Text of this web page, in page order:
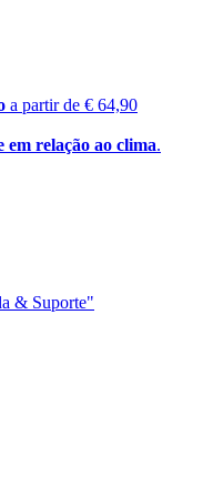
a partir de € 64,90
em relação ao clima.
& Suporte"